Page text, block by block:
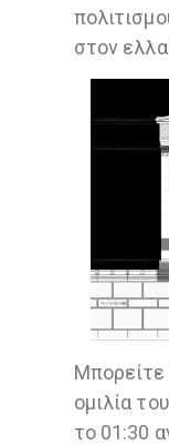
στον
Μπορείτε
ομιλία
το 01:30